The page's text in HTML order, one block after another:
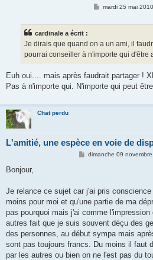
M
g
mardi 25 mai
cardinale a écrit :
Je dirais que quand on a un ami, il
pourrai conseiller à n'importe qui d'être
Euh oui.... mais après faudrait partager !
Pas à n'importe qui. N'importe qui peut
Chat perdu
L'amitié, une espèce en voie de
M
g
e
dimanche 09
Bonjour,
Je relance ce sujet car j'ai pris
moins pour moi et qu'une partie de ma
pas pourquoi mais j'ai comme
autres fait que je suis souvent déçu des
des personnes, au début sympa mais
sont pas toujours francs. Du moins il faut
par les autres ou bien on ne l'est pas du